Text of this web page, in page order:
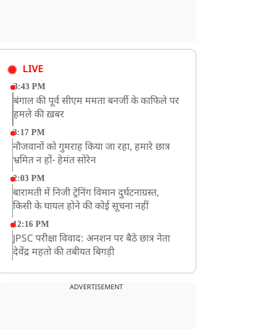
LIVE
3:43 PM
बंगाल की पूर्व सीएम ममता बनर्जी के काफिले पर
हमले की ख़बर
3:17 PM
नौजवानों को गुमराह किया जा रहा, हमारे छात्र
भ्रमित न हों- हेमंत सोरेन
2:03 PM
बारामती में निजी ट्रेनिंग विमान दुर्घटनाग्रस्त,
किसी के घायल होने की कोई सूचना नहीं
12:16 PM
JPSC परीक्षा विवाद: अनशन पर बैठे छात्र नेता
देवेंद्र महतो की तबीयत बिगड़ी
रांचीः छात्रों के समर्थन में विधायक जयराम महतो
ADVERTISEMENT